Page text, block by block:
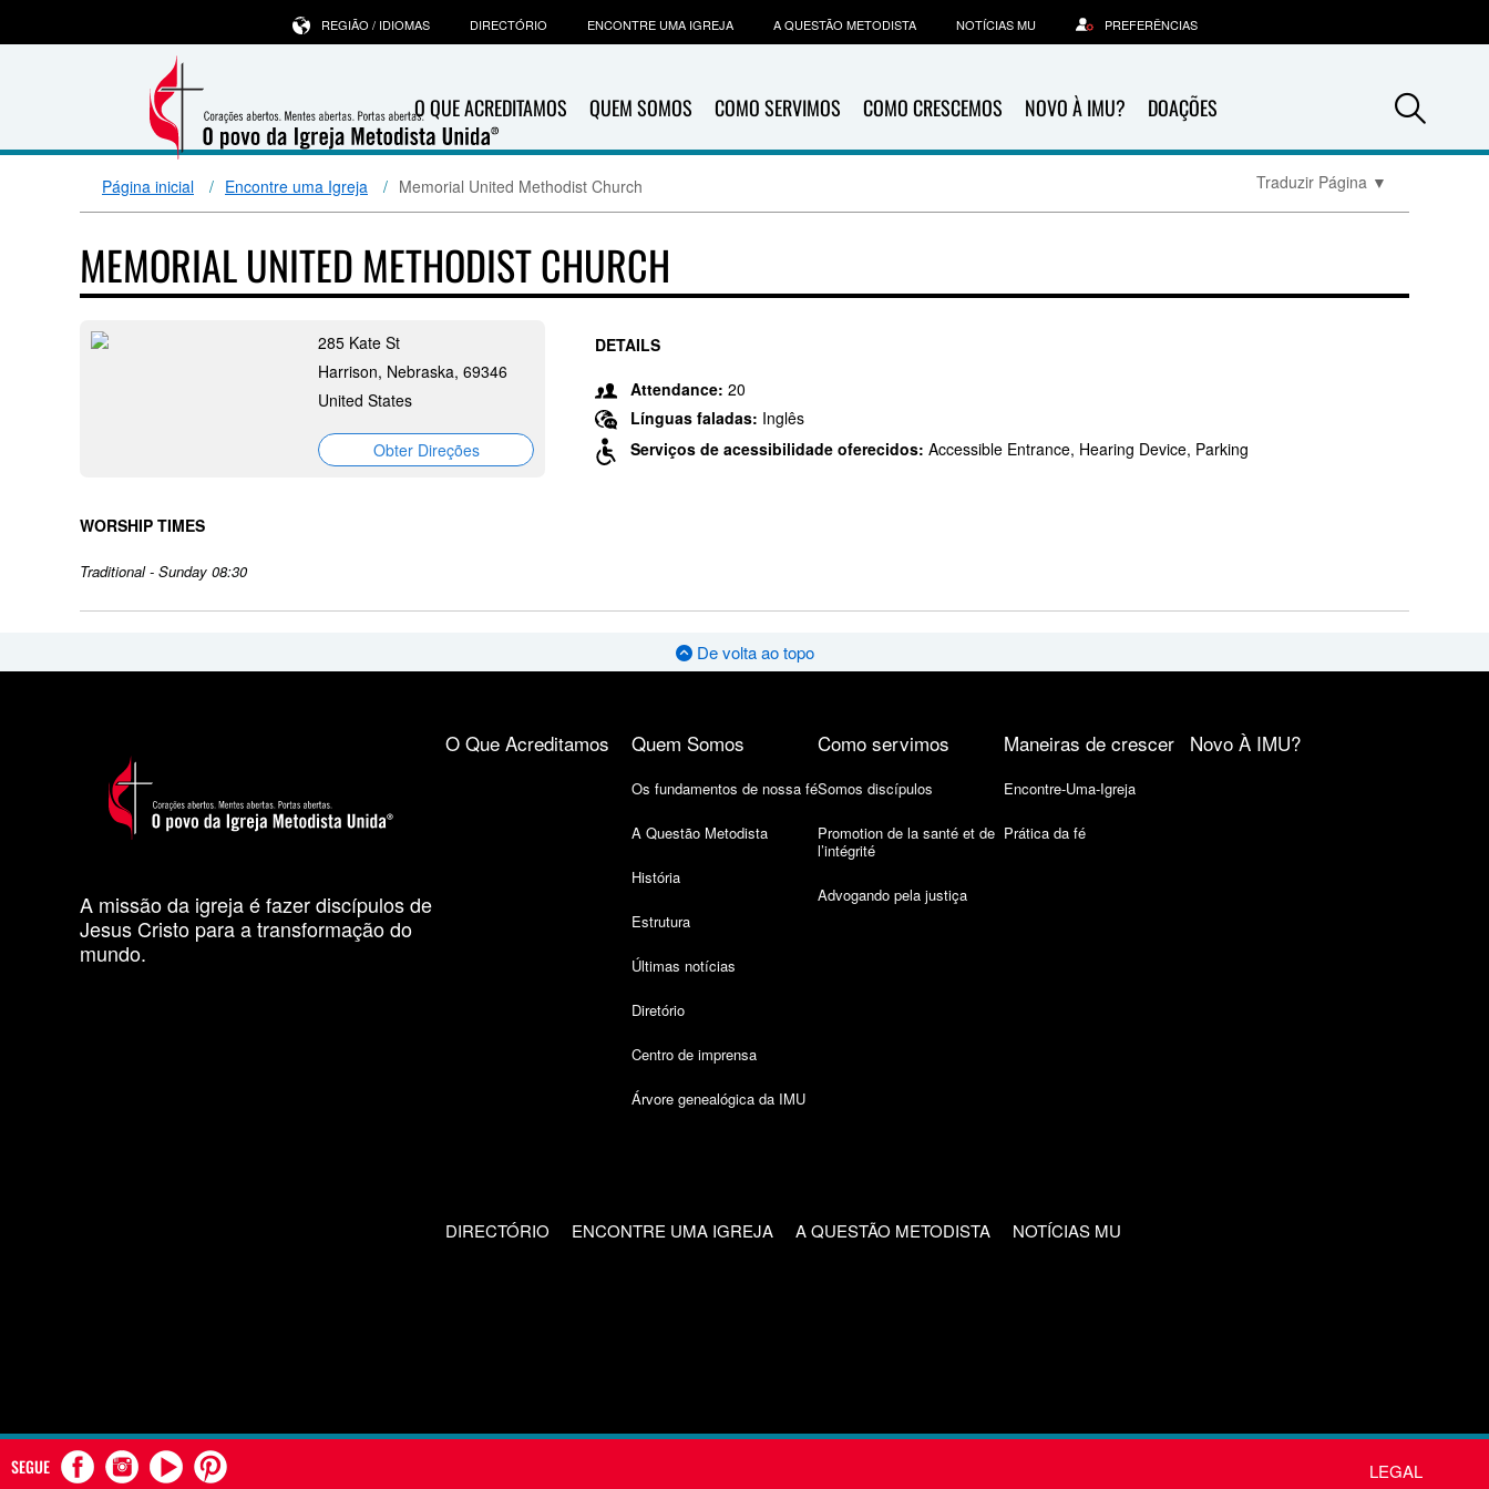
O QUE ACREDITAMOS QUEM SOMOS COMO SERVIMOS COMO CRESCEMOS NOVO À IMU? DOAÇÕES
REGIÃO / IDIOMAS DIRECTÓRIO ENCONTRE UMA IGREJA A QUESTÃO METODISTA NOTÍCIAS MU PREFERÊNCIAS
Página inicial Encontre uma Igreja Memorial United Methodist Church Traduzir Página ▼
MEMORIAL UNITED METHODIST CHURCH
285 Kate St
Harrison, Nebraska, 69346
United States
Obter Direções
WORSHIP TIMES
Traditional - Sunday 08:30
DETAILS
Attendance: 20
Línguas faladas: Inglês
Serviços de acessibilidade oferecidos: Accessible Entrance, Hearing Device, Parking
De volta ao topo
A missão da igreja é fazer discípulos de
Jesus Cristo para a transformação do
mundo.
O Que Acreditamos Quem Somos
Os fundamentos de nossa fé
A Questão Metodista
História
Estrutura
Últimas notícias
Diretório
Centro de imprensa
Árvore genealógica da IMU
Como servimos
Somos discípulos
Promotion de la santé et de
l’intégrité
Advogando pela justiça
Maneiras de crescer
Encontre-Uma-Igreja
Prática da fé
Novo À IMU?
DIRECTÓRIO ENCONTRE UMA IGREJA A QUESTÃO METODISTA NOTÍCIAS MU
SEGUE LEGAL